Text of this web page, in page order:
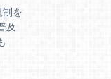
制を
及